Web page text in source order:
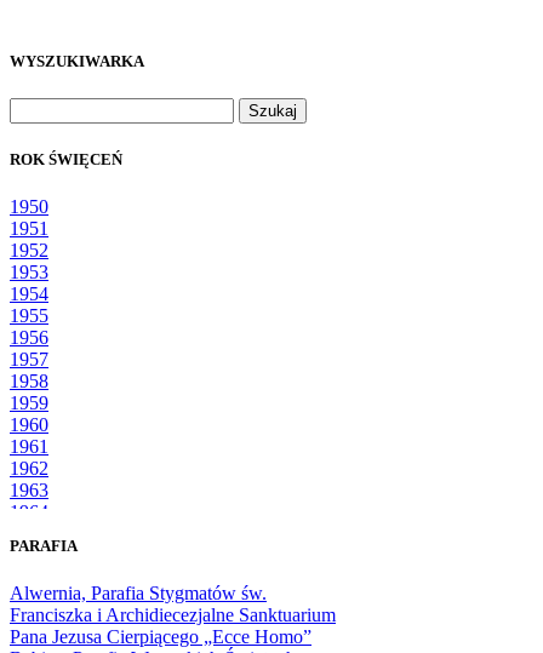
WYSZUKIWARKA
ROK ŚWIĘCEŃ
1950
1951
1952
1953
1954
1955
1956
1957
1958
1959
1960
1961
1962
1963
1964
1966
1968
1969
1970
PARAFIA
Alwernia, Parafia Stygmatów św.
Franciszka i Archidiecezjalne Sanktuarium
Pana Jezusa Cierpiącego „Ecce Homo”